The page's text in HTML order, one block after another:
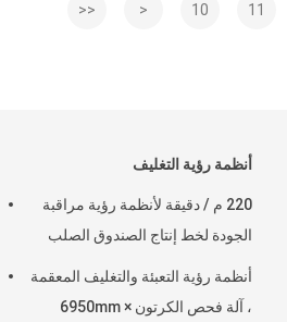
<< < 10 11
أنظمة رؤية التغليف
220 م / دقيقة لأنظمة رؤية مراقبة
الجودة لخط إنتاج الصندوق الصلب
أنظمة رؤية التعبئة والتغليف المعقمة
، آلة فحص الكرتون 6950mm ×